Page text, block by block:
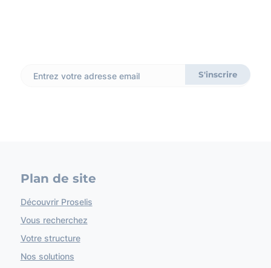
Plan de site
Découvrir Proselis
Vous recherchez
Votre structure
Nos solutions